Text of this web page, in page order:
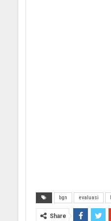
bgn evaluasi
Share